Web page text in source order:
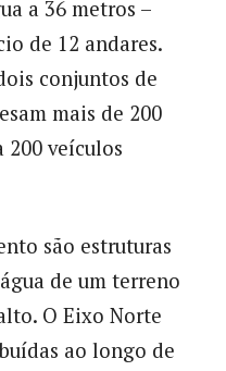
a 36 metros –
de 12 andares.
conjuntos de
mais de 200
200 veículos
são estruturas
de um terreno
O Eixo Norte
ao longo de